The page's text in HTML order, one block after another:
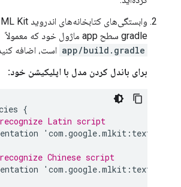
gradle سطح app ماژول خود که معمولاً
app/build.gradle است، اضافه
برای باندل کردن مدل با اپلیکیشن خود:
{
Latin script
' com .google.mlkit : text
Chinese script
' com .google.mlkit : text